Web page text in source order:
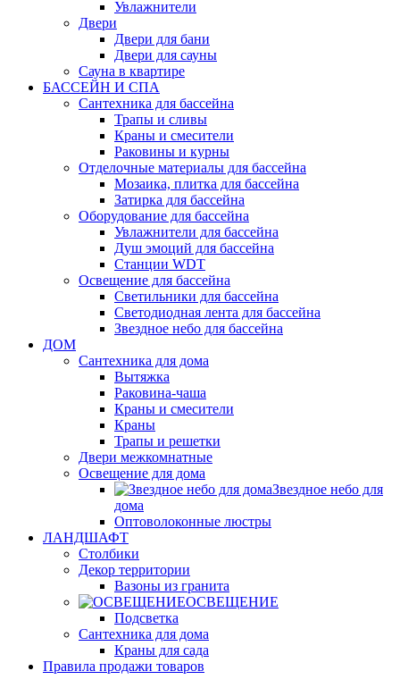
Увлажнители
Двери
Двери для бани
Двери для сауны
Сауна в квартире
БАССЕЙН И СПА
Сантехника для бассейна
Трапы и сливы
Краны и смесители
Раковины и курны
Отделочные материалы для бассейна
Мозаика, плитка для бассейна
Затирка для бассейна
Оборудование для бассейна
Увлажнители для бассейна
Душ эмоций для бассейна
Станции WDT
Освещение для бассейна
Светильники для бассейна
Светодиодная лента для бассейна
Звездное небо для бассейна
ДОМ
Сантехника для дома
Вытяжка
Раковина-чаша
Краны и смесители
Краны
Трапы и решетки
Двери межкомнатные
Освещение для дома
Звездное небо для
дома
Оптоволоконные люстры
ЛАНДШАФТ
Столбики
Декор территории
Вазоны из гранита
ОСВЕЩЕНИЕ
Подсветка
Сантехника для дома
Краны для сада
Правила продажи товаров